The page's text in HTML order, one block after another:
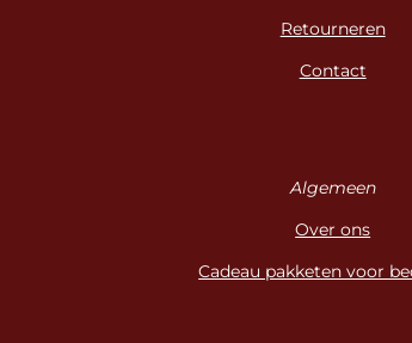
Retourneren
Contact
Algemeen
Over ons
Cadeau pakketen voor